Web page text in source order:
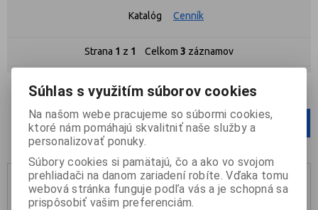
Katalóg Cenník
Strana 1 z 1 Celkom 3 záznamov
Počet na stránku 12 24 36
Súhlas s využitím súborov cookies
Na našom webe pracujeme so súbormi cookies,
ktoré nám pomáhajú skvalitniť naše služby a
personalizovať ponuky.
Súbory cookies si pamätajú, čo a ako vo svojom
prehliadači na danom zariadení robíte. Vďaka tomu
webová stránka funguje podľa vás a je schopná sa
prispôsobiť vašim preferenciám.